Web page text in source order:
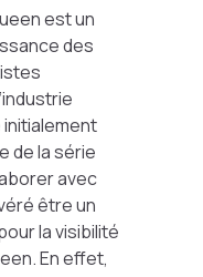
est un
des
initialement
de la série
avec
être un
la visibilité
En effet,